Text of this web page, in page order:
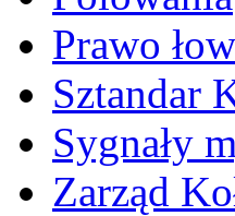
Prawo
Sztandar
Sygnały
Zarząd